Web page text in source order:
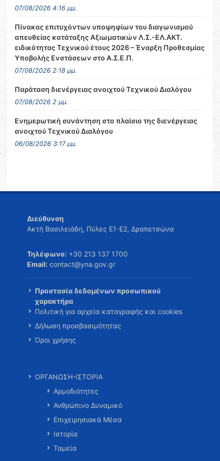
07/08/2026 4:16 μμ.
Πίνακας επιτυχόντων υποψηφίων του διαγωνισμού
απευθείας κατάταξης Αξιωματικών Λ.Σ.-ΕΛ.ΑΚΤ.
ειδικότητας Τεχνικού έτους 2026 – Έναρξη Προθεσμίας
Υποβολής Ενστάσεων στο Α.Σ.Ε.Π.
07/08/2026 2:18 μμ.
Παράταση διενέργειας ανοιχτού Τεχνικού Διαλόγου
07/08/2026 2 μμ.
Ενημερωτική συνάντηση στο πλαίσιο της διενέργειας
ανοιχτού Τεχνικού Διαλόγου
06/08/2026 3:17 μμ.
Διεύθυνση
Ακτή Βασιλειάδη, Πύλες Ε1-Ε2, Δραπετσώνα
Τηλέφωνο: +30 213 137 1700
Email: contact@yna.gov.gr
Προστασία δεδομένων προσωπικού
χαρακτήρα
Πολιτική για αρχεία καταγραφής και cookies
Δήλωση προσβασιμότητας
Όροι χρήσης
ΟΡΓΑΝΩΣΗ-ΙΣΤΟΡΙΑ
Αρμοδιότητες
Ανθρώπινο Δυναμικό
Επιχειρησιακά Μέσα
Ιστορία
Ταμεία